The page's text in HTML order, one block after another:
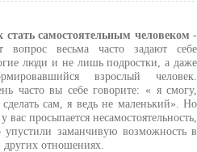
стать самостоятельным человеком -
вопрос весьма часто задают себе
люди и не лишь подростки, а даже
взрослый человек.
часто вы себе говорите: « я смогу,
сделать сам, я ведь не маленький». Но
вас просыпается несамостоятельность,
заманчивую возможность в
других отношениях.